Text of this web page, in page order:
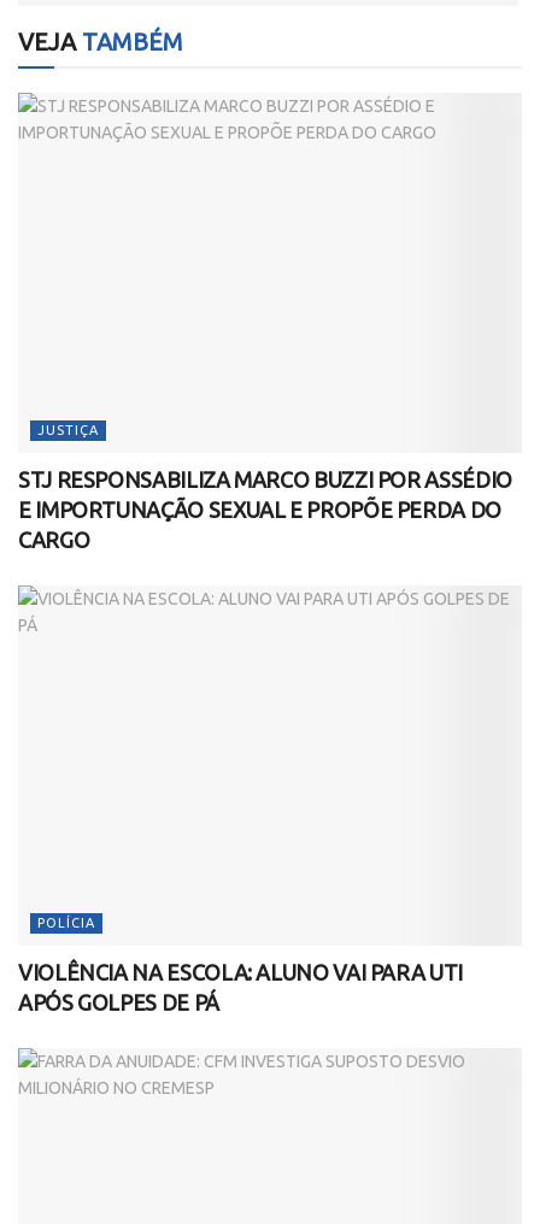
VEJATAMBÉM
JUSTIÇA
STJ RESPONSABILIZA MARCO BUZZI POR ASSÉDIO
E IMPORTUNAÇÃO SEXUAL E PROPÕE PERDA DO
CARGO
POLÍCIA
VIOLÊNCIA NA ESCOLA: ALUNO VAI PARA UTI
APÓS GOLPES DE PÁ